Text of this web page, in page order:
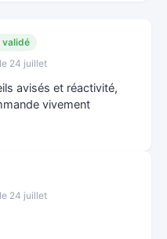
validé
24 juillet
avisés et réactivité,
vivement
24 juillet